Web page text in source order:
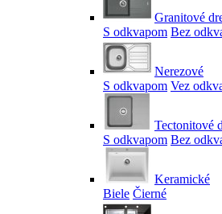
Granitové
S odkvapom Bez
Nerezové
S odkvapom Vez
Tectonitové
S odkvapom Bez
Keramické
Biele Čierné